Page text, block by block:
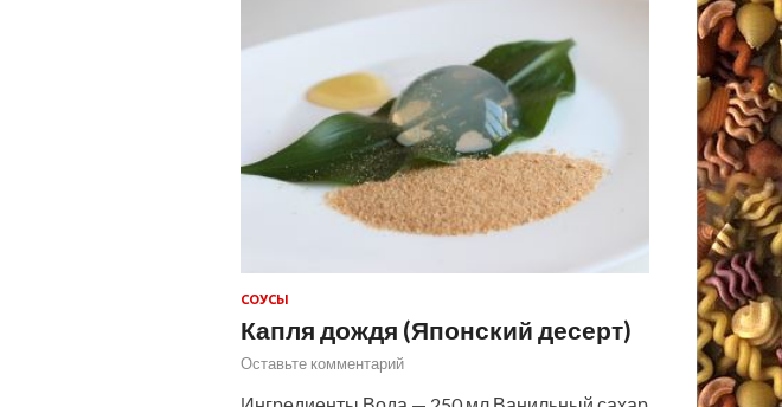
СОУСЫ
Капля дождя (Японский десерт)
Оставьте комментарий